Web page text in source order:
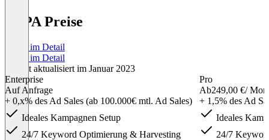
VAPA Preise
Preise im Detail
Preise im Detail
Zuletzt aktualisiert im Januar 2023
Enterprise
Auf Anfrage
+ 0,x% des Ad Sales (ab 100.000€ mtl. Ad Sales)
Ideales Kampagnen Setup
24/7 Keyword Optimierung & Harvesting
Pro
Ab249,00 €/
+ 1,5% des Ad
Ideales
24/7